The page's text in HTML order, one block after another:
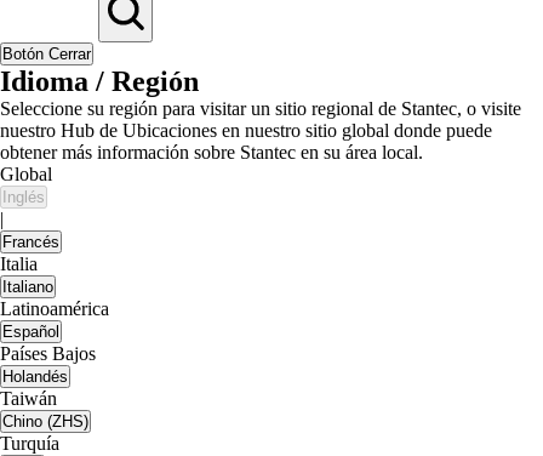
Botón Cerrar
Idioma / Región
Seleccione su región para visitar un sitio regional de Stantec, o visite
nuestro Hub de Ubicaciones en nuestro sitio global donde puede
obtener más información sobre Stantec en su área local.
Global
Inglés
|
Francés
Italia
Italiano
Latinoamérica
Español
Países Bajos
Holandés
Taiwán
Chino (ZHS)
Turquía